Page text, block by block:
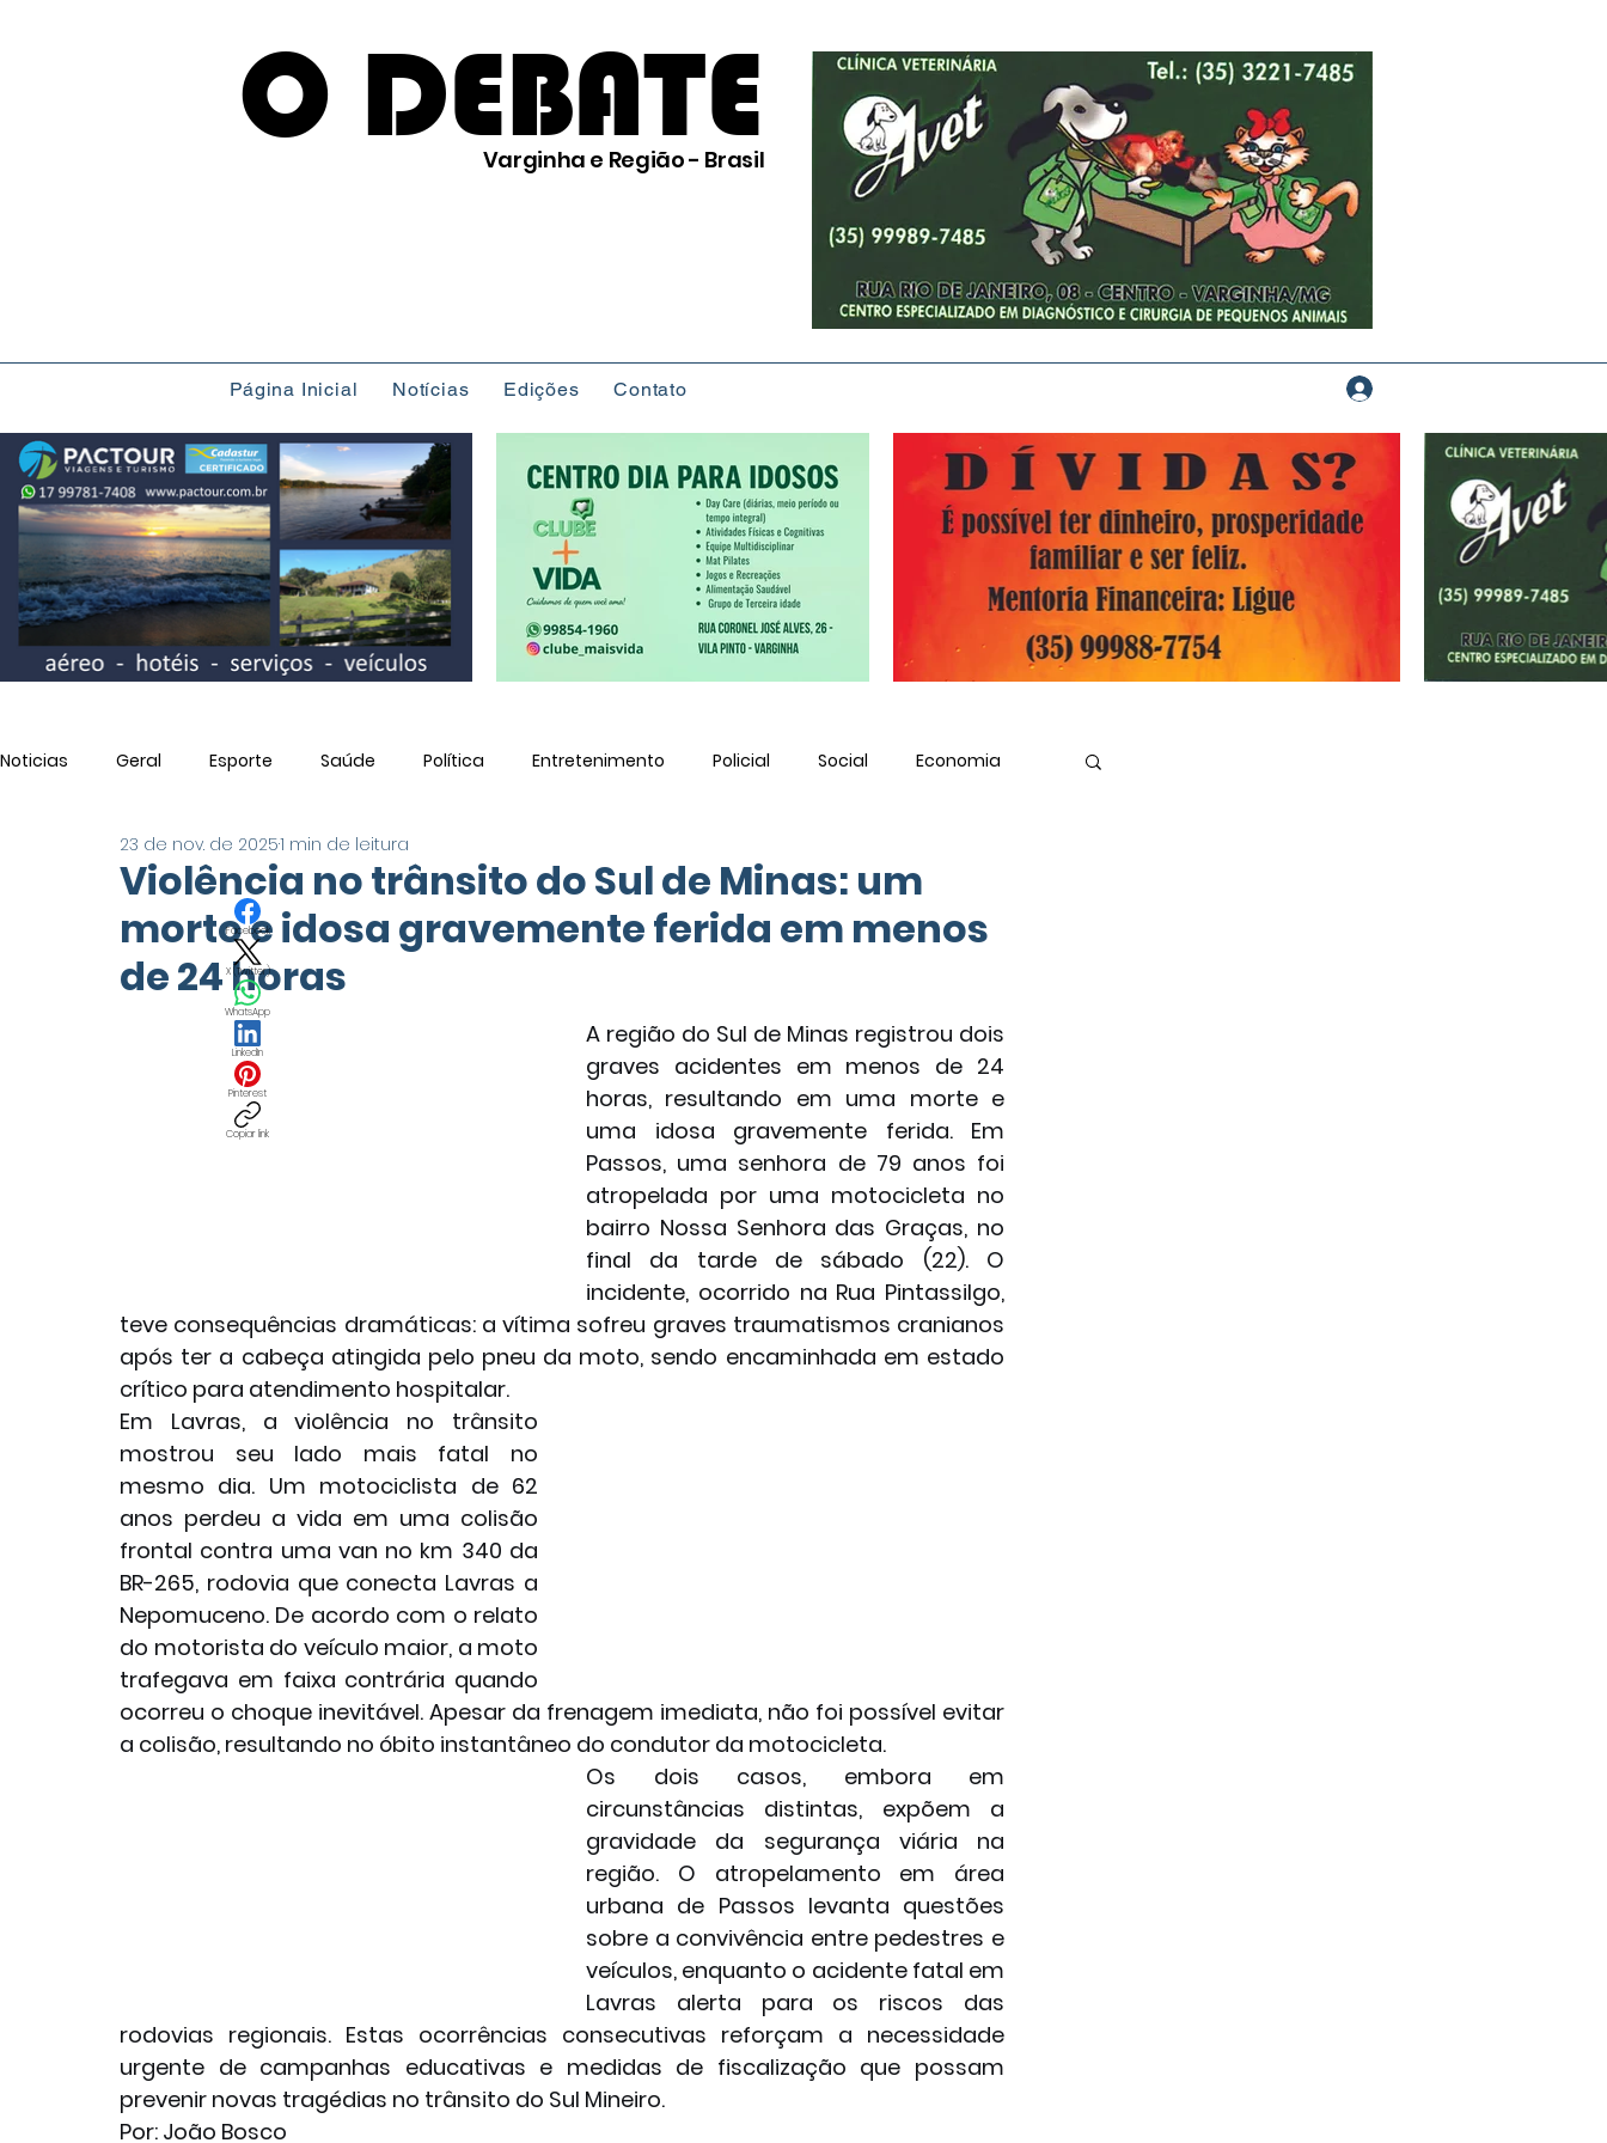
O DEBATE
Varginha e Região - Brasil
Página Inicial Notícias Edições Contato
Noticias Geral Esporte Saúde Política Entretenimento Policial Social Economia
Utilidade Pública
Violência no trânsito do Sul de Minas: um
morto e idosa gravemente ferida em menos
de 24 horas
23 de nov. de 20251 min de leitura
A região do Sul de Minas registrou dois
graves acidentes em menos de 24
horas, resultando em uma morte e
uma idosa gravemente ferida. Em
Passos, uma senhora de 79 anos foi
atropelada por uma motocicleta no
bairro Nossa Senhora das Graças, no
final da tarde de sábado (22). O
incidente, ocorrido na Rua Pintassilgo,
teve consequências dramáticas: a vítima sofreu graves traumatismos cranianos
após ter a cabeça atingida pelo pneu da moto, sendo encaminhada em estado
crítico para atendimento hospitalar.
Em Lavras, a violência no trânsito
mostrou seu lado mais fatal no
mesmo dia. Um motociclista de 62
anos perdeu a vida em uma colisão
frontal contra uma van no km 340 da
BR-265, rodovia que conecta Lavras a
Nepomuceno. De acordo com o relato
do motorista do veículo maior, a moto
trafegava em faixa contrária quando
ocorreu o choque inevitável. Apesar da frenagem imediata, não foi possível evitar
a colisão, resultando no óbito instantâneo do condutor da motocicleta.
Os dois casos, embora em
circunstâncias distintas, expõem a
gravidade da segurança viária na
região. O atropelamento em área
urbana de Passos levanta questões
sobre a convivência entre pedestres e
veículos, enquanto o acidente fatal em
Lavras alerta para os riscos das
rodovias regionais. Estas ocorrências consecutivas reforçam a necessidade
urgente de campanhas educativas e medidas de fiscalização que possam
prevenir novas tragédias no trânsito do Sul Mineiro.
Por: João Bosco
Facebook
X (Twitter)
WhatsApp
LinkedIn
Pinterest
Copiar link